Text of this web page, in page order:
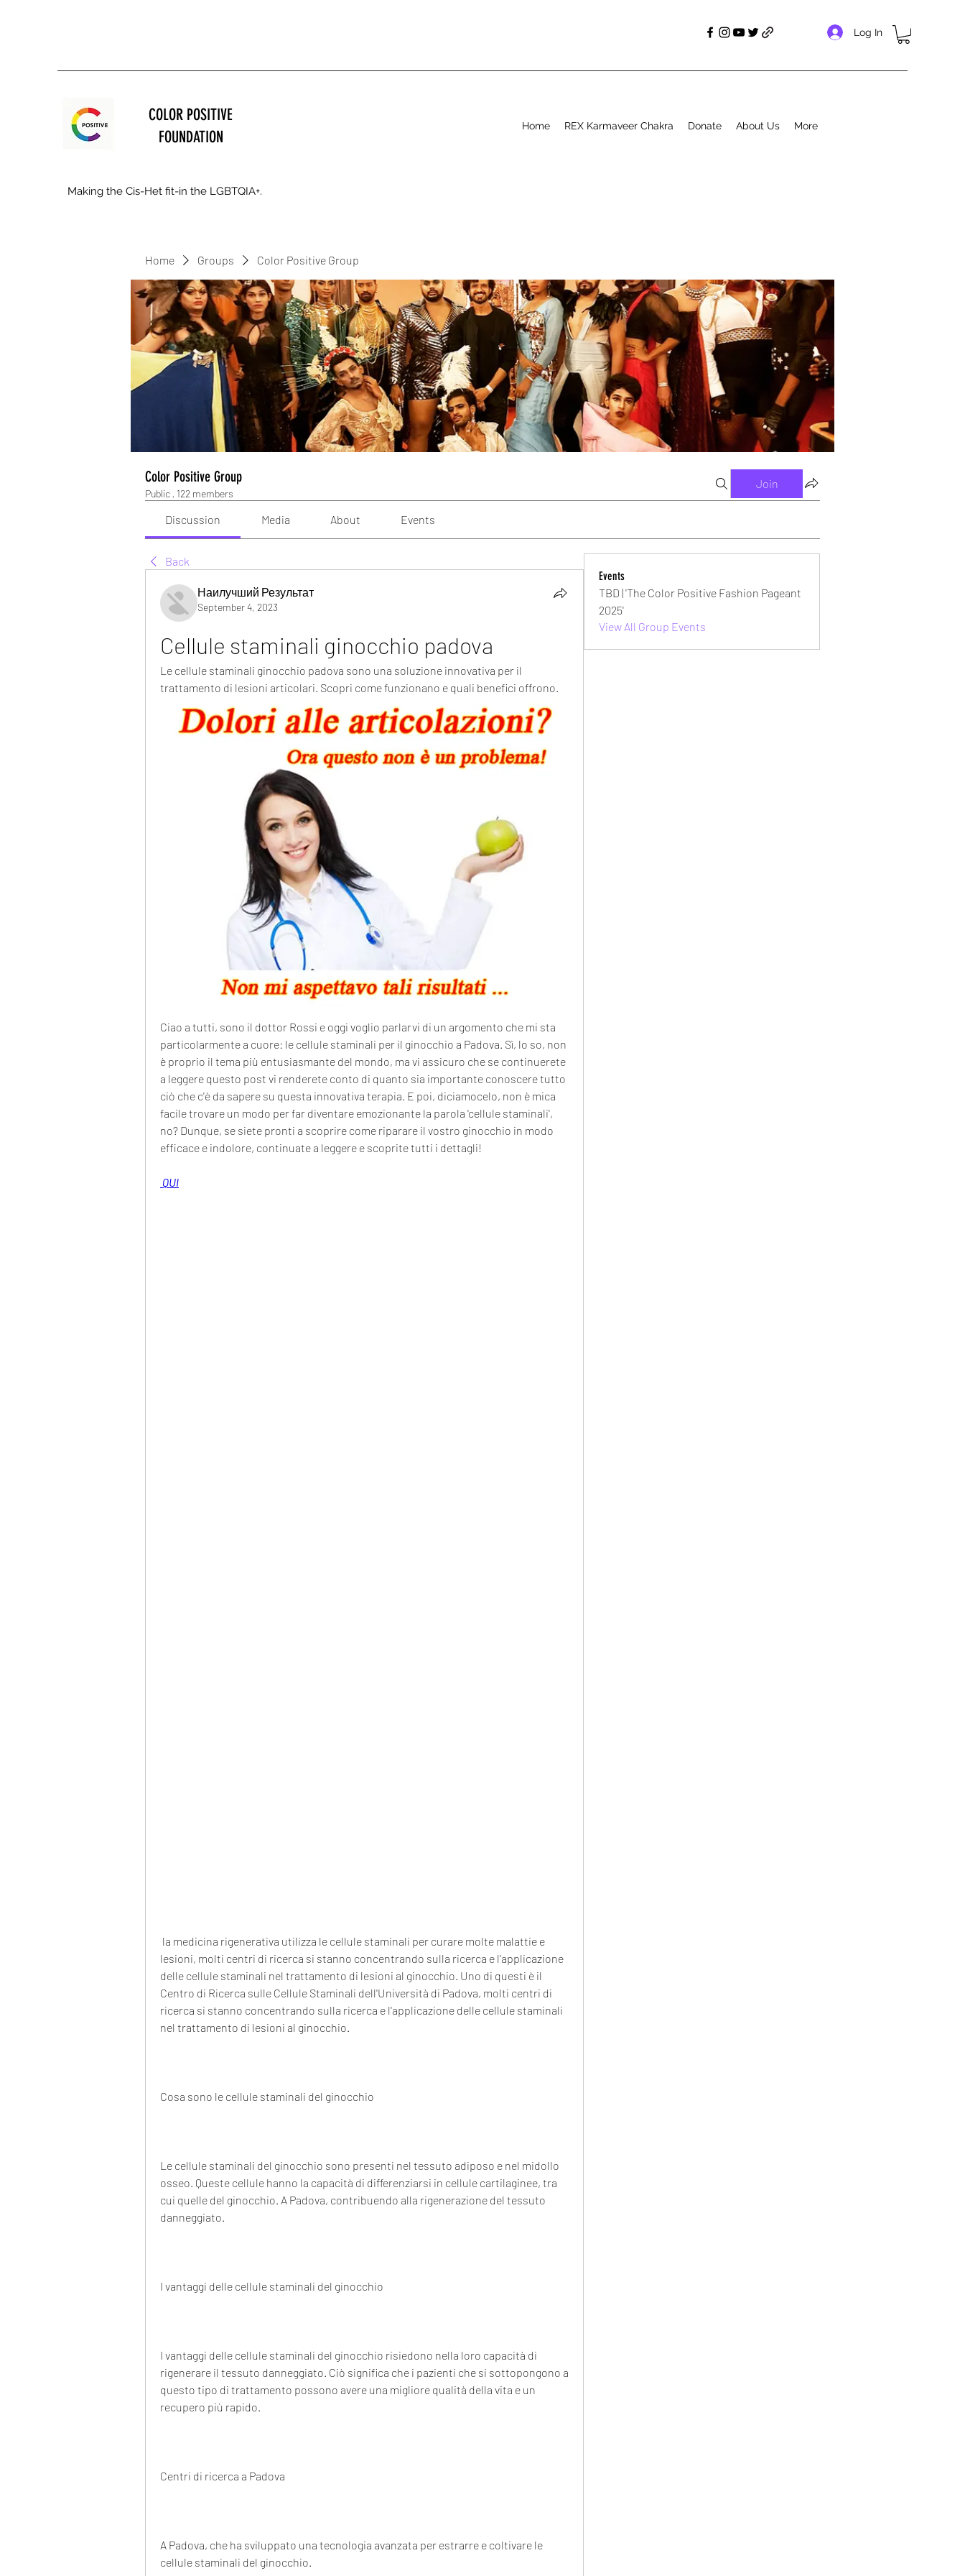
Log In
COLOR POSITIVE
FOUNDATION
Making the Cis-Het fit-in the LGBTQIA+.
Home REX Karmaveer Chakra Donate About Us More
Home Groups Color Positive Group
Color Positive Group
Public · 122 members
Join
Discussion Media About Events
Back
Наилучший Результат
September 4, 2023
Cellule staminali ginocchio padova
Le cellule staminali ginocchio padova sono una soluzione innovativa per il
trattamento di lesioni articolari. Scopri come funzionano e quali benefici offrono.
Ciao a tutti, sono il dottor Rossi e oggi voglio parlarvi di un argomento che mi sta
particolarmente a cuore: le cellule staminali per il ginocchio a Padova. Sì, lo so, non
è proprio il tema più entusiasmante del mondo, ma vi assicuro che se continuerete
a leggere questo post vi renderete conto di quanto sia importante conoscere tutto
ciò che c'è da sapere su questa innovativa terapia. E poi, diciamocelo, non è mica
facile trovare un modo per far diventare emozionante la parola 'cellule staminali',
no? Dunque, se siete pronti a scoprire come riparare il vostro ginocchio in modo
efficace e indolore, continuate a leggere e scoprite tutti i dettagli!
QUI
lesioni, molti centri di ricerca si stanno concentrando sulla ricerca e l'applicazione
delle cellule staminali nel trattamento di lesioni al ginocchio. Uno di questi è il
Centro di Ricerca sulle Cellule Staminali dell'Università di Padova, molti centri di
ricerca si stanno concentrando sulla ricerca e l'applicazione delle cellule staminali
nel trattamento di lesioni al ginocchio.
Cosa sono le cellule staminali del ginocchio
Le cellule staminali del ginocchio sono presenti nel tessuto adiposo e nel midollo
osseo. Queste cellule hanno la capacità di differenziarsi in cellule cartilaginee, tra
cui quelle del ginocchio. A Padova, contribuendo alla rigenerazione del tessuto
danneggiato.
I vantaggi delle cellule staminali del ginocchio
I vantaggi delle cellule staminali del ginocchio risiedono nella loro capacità di
rigenerare il tessuto danneggiato. Ciò significa che i pazienti che si sottopongono a
questo tipo di trattamento possono avere una migliore qualità della vita e un
recupero più rapido.
Centri di ricerca a Padova
A Padova, che ha sviluppato una tecnologia avanzata per estrarre e coltivare le
cellule staminali del ginocchio.
Events
TBD | 'The Color Positive Fashion Pageant
2025'
View All Group Events